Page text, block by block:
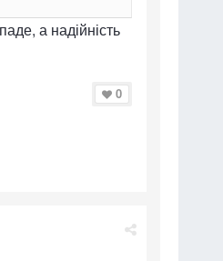
а надійність
0